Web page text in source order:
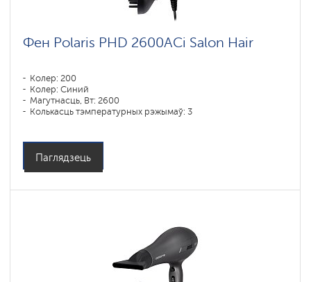
Фен Polaris PHD 2600AСi Salon Hair
Колер: 200
Колер: Синий
Магутнасць, Вт: 2600
Колькасць тэмпературных рэжымаў: 3
Паглядзець